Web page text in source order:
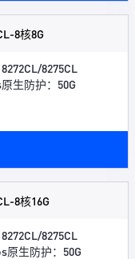
8核8G
8275CL
生防护：50G
8核16G
8275CL
原生防护：50G